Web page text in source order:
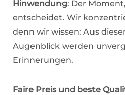
Hinwendung: Der
entscheidet. Wir
denn wir wissen: Aus
Augenblick werden
Erinnerungen.
Faire Preis und beste